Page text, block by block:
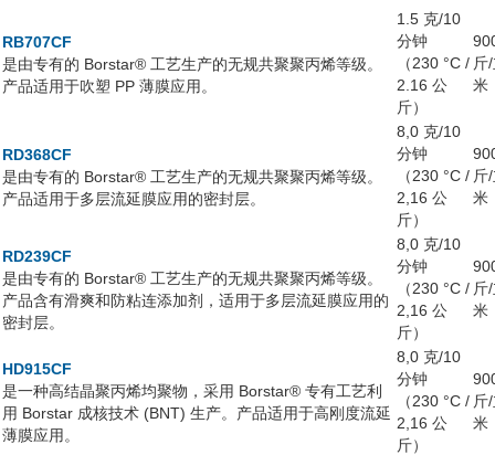
RB707CF
是由专有的 Borstar® 工艺生产的无规共聚聚丙烯等级。
产品适用于吹塑 PP 薄膜应用。
1.5 克/10
分钟
（230 °C /
2.16 公
斤）
斤
米
RD368CF
是由专有的 Borstar® 工艺生产的无规共聚聚丙烯等级。
产品适用于多层流延膜应用的密封层。
8,0 克/10
分钟
（230 °C /
2,16 公
斤）
斤
米
RD239CF
是由专有的 Borstar® 工艺生产的无规共聚聚丙烯等级。
产品含有滑爽和防粘连添加剂，适用于多层流延膜应用的
密封层。
8,0 克/10
分钟
（230 °C /
2,16 公
斤）
斤
米
HD915CF
是一种高结晶聚丙烯均聚物，采用 Borstar® 专有工艺利
用 Borstar 成核技术 (BNT) 生产。产品适用于高刚度流延
薄膜应用。
8,0 克/10
分钟
（230 °C /
2,16 公
斤）
斤
米